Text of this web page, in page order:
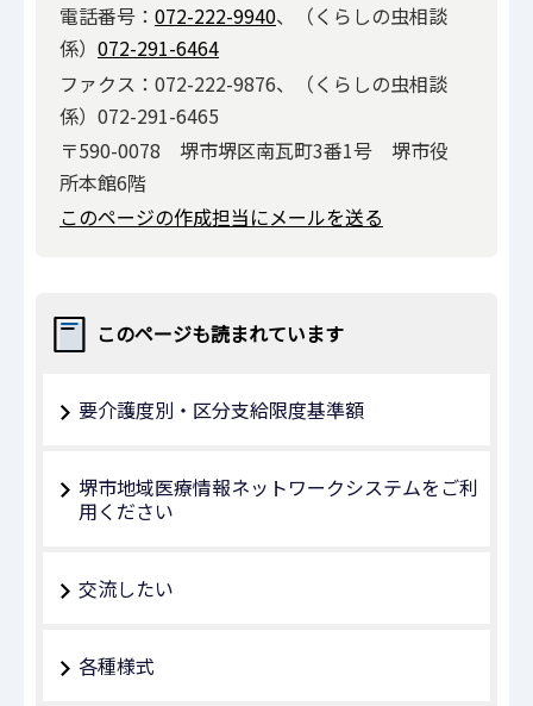
電話番号： 072-222-9940、（くらしの虫相談
係） 072-291-6464
ファクス：072-222-9876、（くらしの虫相談
係）072-291-6465
〒590-0078 堺市堺区南瓦町3番1号 堺市役
所本館6階
このページの作成担当にメールを送る
このページも読まれています
要介護度別・区分支給限度基準額
堺市地域医療情報ネットワークシステムをご利
用ください
交流したい
各種様式